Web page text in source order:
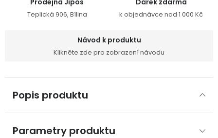
Prodejna Jipos
Teplická 906, Bílina
Dárek zdarma
k objednávce nad 1 000 Kč
Návod k produktu
Klikněte zde pro zobrazení návodu
Popis produktu
Parametry produktu